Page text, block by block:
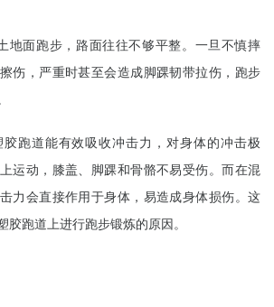
地面跑步，路面往往不够平整。一旦不慎摔
伤，严重时甚至会造成脚踝韧带拉伤，跑步
胶跑道能有效吸收冲击力，对身体的冲击极
运动，膝盖、脚踝和骨骼不易受伤。而在混
力会直接作用于身体，易造成身体损伤。这
胶跑道上进行跑步锻炼的原因。